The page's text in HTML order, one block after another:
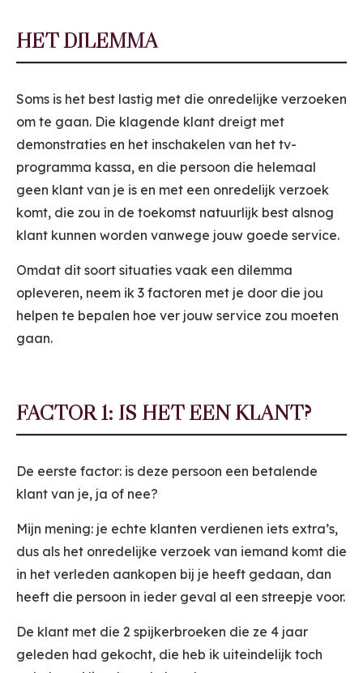
HET DILEMMA
Soms is het best lastig met die onredelijke verzoeken
om te gaan. Die klagende klant dreigt met
demonstraties en het inschakelen van het tv-
programma kassa, en die persoon die helemaal
geen klant van je is en met een onredelijk verzoek
komt, die zou in de toekomst natuurlijk best alsnog
klant kunnen worden vanwege jouw goede service.
Omdat dit soort situaties vaak een dilemma
opleveren, neem ik 3 factoren met je door die jou
helpen te bepalen hoe ver jouw service zou moeten
gaan.
FACTOR 1: IS HET EEN KLANT?
De eerste factor: is deze persoon een betalende
klant van je, ja of nee?
Mijn mening: je echte klanten verdienen iets extra’s,
dus als het onredelijke verzoek van iemand komt die
in het verleden aankopen bij je heeft gedaan, dan
heeft die persoon in ieder geval al een streepje voor.
De klant met die 2 spijkerbroeken die ze 4 jaar
geleden had gekocht, die heb ik uiteindelijk toch